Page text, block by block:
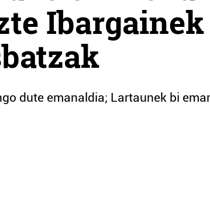
Ibargainek
dute emanaldia; Lartaunek bi